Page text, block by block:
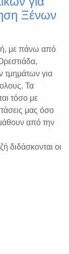
Ξένων
με πάνω από
τμημάτων για
Τα
τόσο με
μας όσο
από την
διδάσκονται οι